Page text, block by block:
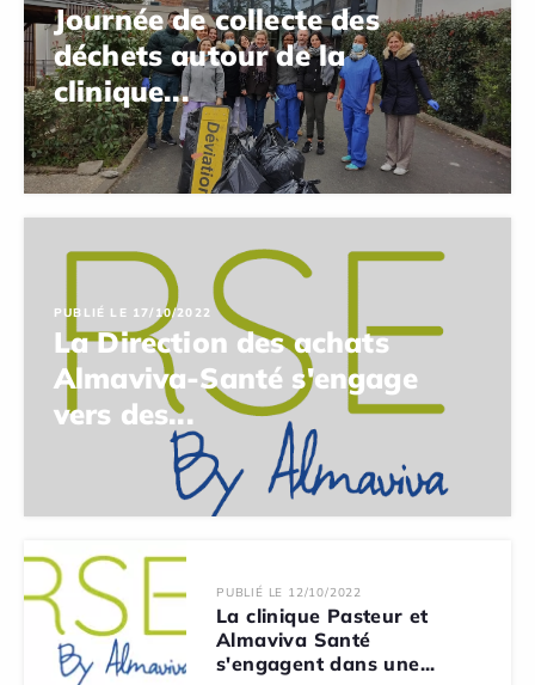
Journée de collecte des
déchets autour de la
clinique...
PUBLIÉ LE 17/10/2022
La Direction des achats
Almaviva-Santé s'engage
vers des...
PUBLIÉ LE 12/10/2022
La clinique Pasteur et
Almaviva Santé
s'engagent dans une...